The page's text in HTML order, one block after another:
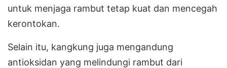
untuk menjaga rambut tetap kuat dan mencegah
kerontokan.
Selain itu, kangkung juga mengandung
antioksidan yang melindungi rambut dari